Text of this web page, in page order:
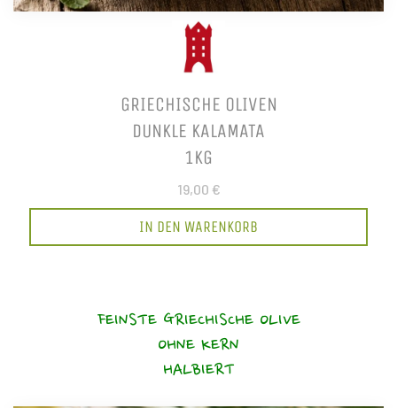
GRIECHISCHE OLIVEN
DUNKLE KALAMATA
1KG
19,00 €
IN DEN WARENKORB
FEINSTE GRIECHISCHE OLIVE
OHNE KERN
HALBIERT